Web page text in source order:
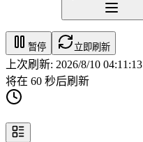
暂停 立即刷新
上次刷新: 2026/8/10 04:11:13
将在 60 秒后刷新